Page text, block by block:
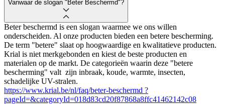
Vanwaar de slogan "Beter Beschermd"?
Beter beschermd is een slogan waarmee we ons willen
onderscheiden. Al onze producten bieden een betere bescherming.
De term "betere" slaat op hoogwaardige en kwalitatieve producten.
Krial is niet merkgebonden en kiest de beste producten en
materialen op de markt. De categorieën waarin deze "betere
bescherming" valt zijn inbraak, koude, warmte, insecten,
schadelijke UV-stralen.
https://www.krial.be/nl/faq/beter-beschermd ?
pageId=&categoryId=018d83cd20f87868a8ffc41462142c08